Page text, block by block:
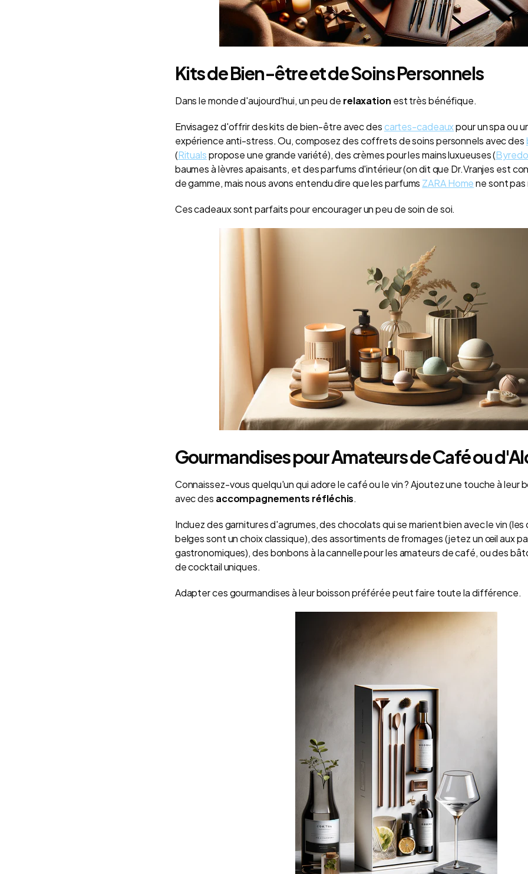
Kits de Bien-être et de Soins Personnels
Dans le monde d'aujourd'hui, un peu de relaxation est très bénéfique.
Envisagez d'offrir des kits de bien-être avec descartes-cadeauxpour un spa ou
expérience anti-stress. Ou, composez des coffrets de soins personnels avec des
(Ritualspropose une grande variété), des crèmes pour les mains luxueuses (Byredo
baumes à lèvres apaisants, et des parfums d'intérieur (on dit que Dr.Vranjes est
de gamme, mais nous avons entendu dire que les parfums ZARA Homene sont pas
Ces cadeaux sont parfaits pour encourager un peu de soin de soi.
Gourmandises pour Amateurs de Café ou
Connaissez-vous quelqu'un qui adore le café ou le vin ? Ajoutez une touche à leur
avec des accompagnements réfléchis.
Incluez des garnitures d'agrumes, des chocolats qui se marient bien avec le vin
belges sont un choix classique), des assortiments de fromages (jetez un œil aux
gastronomiques), des bonbons à la cannelle pour les amateurs de café, ou des
de cocktail uniques.
Adapter ces gourmandises à leur boisson préférée peut faire toute la différence.